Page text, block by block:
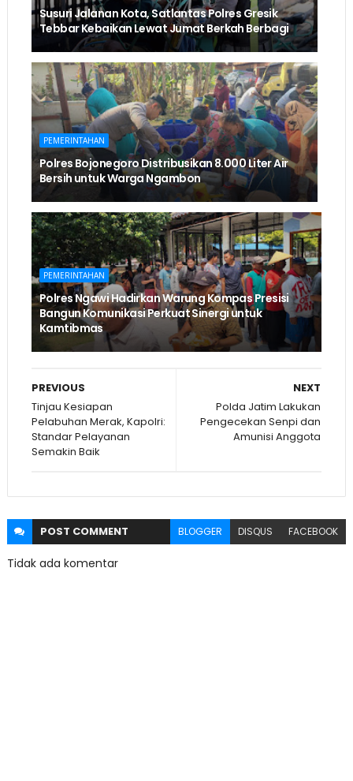
Susuri Jalanan Kota, Satlantas Polres Gresik
Tebbar Kebaikan Lewat Jumat Berkah Berbagi
PEMERINTAHAN
Polres Bojonegoro Distribusikan 8.000 Liter Air
Bersih untuk Warga Ngambon
PEMERINTAHAN
Polres Ngawi Hadirkan Warung Kompas Presisi
Bangun Komunikasi Perkuat Sinergi untuk
Kamtibmas
NEXT
Polda Jatim Lakukan
Pengecekan Senpi dan
Amunisi Anggota
PREVIOUS
Tinjau Kesiapan
Pelabuhan Merak, Kapolri:
Standar Pelayanan
Semakin Baik
POST COMMENT BLOGGER DISQUS FACEBOOK
Tidak ada komentar